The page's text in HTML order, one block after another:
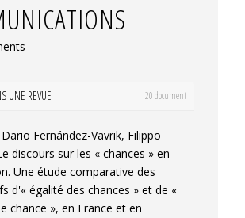
UNE REVUE 20 document
Fernández-Vavrik, Filippo
discours sur les « chances » en
Une étude comparative des
d'« égalité des chances » et de «
chance », en France et en